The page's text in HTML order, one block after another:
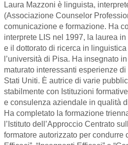
Laura Mazzoni è linguista,
(Associazione Counselor
comunicazione e formazione. Ha
interprete LIS nel 1997, la laurea
e il dottorato di ricerca in
l’università di Pisa. Ha insegnato
maturato interessanti esperienze
Stati Uniti. È autrice di varie
stabilmente con Istituzioni
e consulenza aziendale in qualità
Ha completato la formazione
l’Istituto dell’Approccio Centrato
formatore autorizzato per condurre